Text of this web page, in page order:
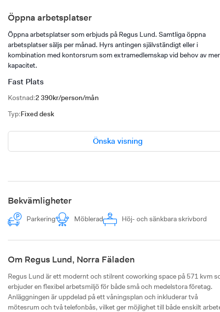
Öppna arbetsplatser
Öppna arbetsplatser som erbjuds på Regus Lund. Samtliga öppna
arbetsplatser säljs per månad. Hyrs antingen självständigt eller i
kombination med kontorsrum som extramedlemskap vid behov av mer
kapacitet.
Fast Plats
Kostnad:2 390kr/person/mån
Typ:Fixed desk
Önska visning
Bekvämligheter
Parkering Möblerad Höj- och sänkbara skrivbord
Om Regus Lund, Norra Fäladen
Regus Lund är ett modernt och stilrent coworking space på 571 kvm
erbjuder en flexibel arbetsmiljö för både små och medelstora företag.
Anläggningen är uppdelad på ett våningsplan och inkluderar två
mötesrum och två telefonbås, vilket ger möjlighet till både enskilt